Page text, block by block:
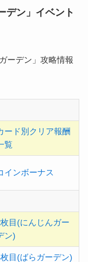
デン」イベント
ーデン」攻略情報
カード別クリア報酬
一覧
コインボーナス
2枚目(にんじんガー
デン)
4枚目(ばらガーデン)